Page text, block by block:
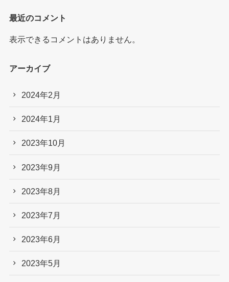
最近のコメント
表示できるコメントはありません。
アーカイブ
2024年2月
2024年1月
2023年10月
2023年9月
2023年8月
2023年7月
2023年6月
2023年5月